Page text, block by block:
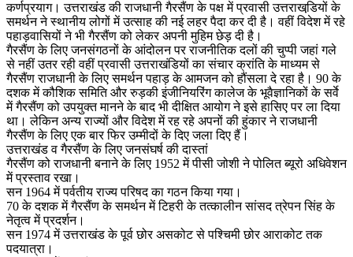
कर्णप्रयाग। उत्तराखंड की राजधानी गैरसैंण के पक्ष में प्रवासी उत्तराखडि़यों के
समर्थन ने स्थानीय लोगों में उत्साह की नई लहर पैदा कर दी है। वहीं विदेश में रहे
पहाड़वासियों ने भी गैरसैंण को लेकर अपनी मुहिम छेड़ दी है।
गैरसैंण के लिए जनसंगठनों के आंदोलन पर राजनीतिक दलों की चुप्पी जहां गले
से नहीं उतर रही वहीं प्रवासी उत्तराखंडियों का संचार क्रांति के माध्यम से
गैरसैंण राजधानी के लिए समर्थन पहाड़ के आमजन को हौंसला दे रहा है। 90 के
दशक में कौशिक समिति और रुड़की इंजीनियरिंग कालेज के भूवैज्ञानिकों के सर्वे
में गैरसैंण को उपयुक्त मानने के बाद भी दीक्षित आयोग ने इसे हासिए पर ला दिया
था। लेकिन अन्य राज्यों और विदेश में रह रहे अपनों की हुंकार ने राजधानी
गैरसैंण के लिए एक बार फिर उम्मीदों के दिए जला दिए हैं।
उत्तराखंड व गैरसैंण के लिए जनसंघर्ष की दास्तां
गैरसैंण को राजधानी बनाने के लिए 1952 में पीसी जोशी ने पोलित ब्यूरो अधिवेशन
में प्रस्ताव रखा।
सन 1964 में पर्वतीय राज्य परिषद का गठन किया गया।
70 के दशक में गैरसैंण के समर्थन में टिहरी के तत्कालीन सांसद त्रेपन सिंह के
नेतृत्व में प्रदर्शन।
सन 1974 में उत्तराखंड के पूर्व छोर असकोट से पश्चिमी छोर आराकोट तक
पदयात्रा।